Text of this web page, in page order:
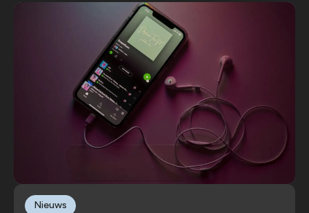
Nieuws